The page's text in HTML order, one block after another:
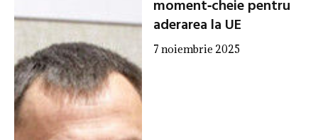
moment‑cheie pentru
aderarea la UE
7 noiembrie 2025